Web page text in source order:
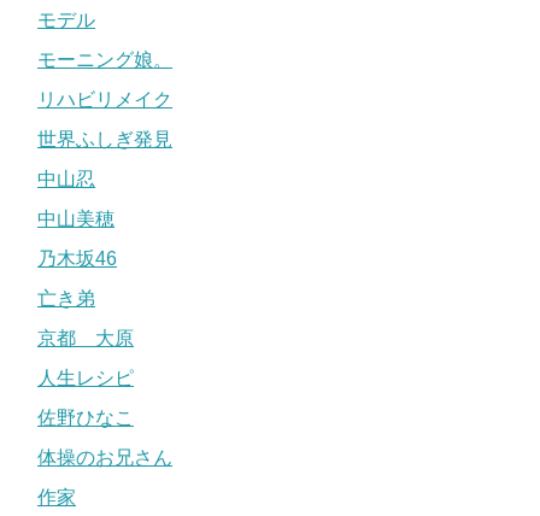
モデル
モーニング娘。
リハビリメイク
世界ふしぎ発見
中山忍
中山美穂
乃木坂46
亡き弟
京都 大原
人生レシピ
佐野ひなこ
体操のお兄さん
作家